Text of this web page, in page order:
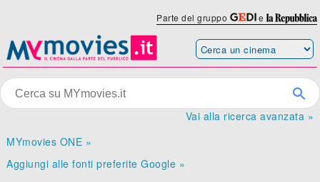
Parte del gruppo e
Vai alla ricerca avanzata »
MYmovies ONE »
Aggiungi alle fonti preferite Google »